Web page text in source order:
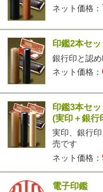
ネット価格：
印鑑2本セ
銀行印と認
ネット価格：
印鑑3本セッ
(実印＋銀行
実印、銀行
売です
ネット価格：
電子印鑑